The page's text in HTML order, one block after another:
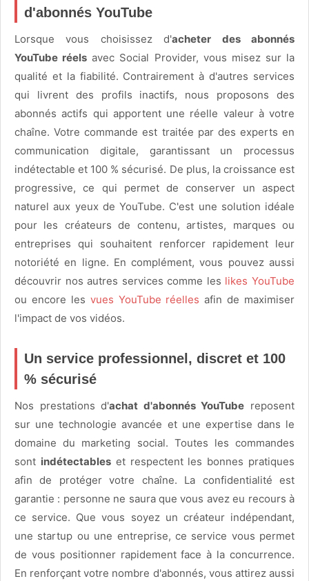
d'abonnés YouTube
Lorsque vous choisissez d'acheter des abonnés
YouTube réels avec Social Provider, vous misez sur la
qualité et la fiabilité. Contrairement à d'autres services
qui livrent des profils inactifs, nous proposons des
abonnés actifs qui apportent une réelle valeur à votre
chaîne. Votre commande est traitée par des experts en
communication digitale, garantissant un processus
indétectable et 100 % sécurisé. De plus, la croissance est
progressive, ce qui permet de conserver un aspect
naturel aux yeux de YouTube. C'est une solution idéale
pour les créateurs de contenu, artistes, marques ou
entreprises qui souhaitent renforcer rapidement leur
notoriété en ligne. En complément, vous pouvez aussi
découvrir nos autres services comme les likes YouTube
ou encore les vues YouTube réelles afin de maximiser
l'impact de vos vidéos.
Un service professionnel, discret et 100
% sécurisé
Nos prestations d'achat d'abonnés YouTube reposent
sur une technologie avancée et une expertise dans le
domaine du marketing social. Toutes les commandes
sont indétectableset respectent les bonnes pratiques
afin de protéger votre chaîne. La confidentialité est
garantie : personne ne saura que vous avez eu recours à
ce service. Que vous soyez un créateur indépendant,
une startup ou une entreprise, ce service vous permet
de vous positionner rapidement face à la concurrence.
En renforçant votre nombre d'abonnés, vous attirez aussi